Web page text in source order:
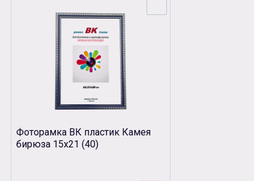
Фоторамка ВК пластик Камея
бирюза 15х21 (40)